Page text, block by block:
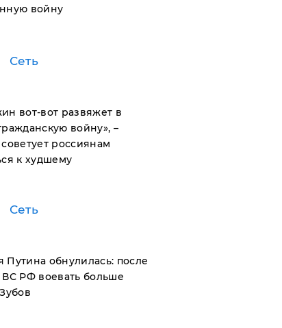
войну
Сеть
вот-вот развяжет в
войну», –
россиянам
к худшему
Сеть
Путина обнулилась: после
ВС РФ воевать больше